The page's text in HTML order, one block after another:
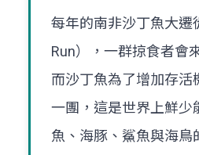
每年的南非沙丁魚大遷
Run），一群掠食者會
而沙丁魚為了增加存活
一團，這是世界上鮮少
魚、海豚、鯊魚與海鳥